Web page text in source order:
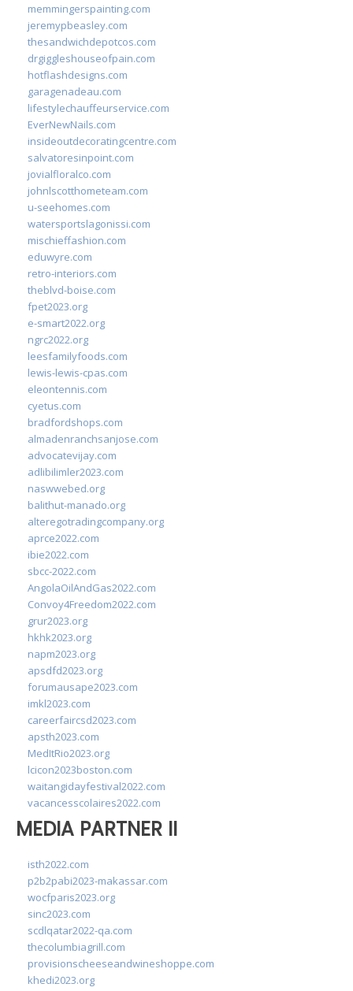
memmingerspainting.com
jeremypbeasley.com
thesandwichdepotcos.com
drgiggleshouseofpain.com
hotflashdesigns.com
garagenadeau.com
lifestylechauffeurservice.com
EverNewNails.com
insideoutdecoratingcentre.com
salvatoresinpoint.com
jovialfloralco.com
johnlscotthometeam.com
u-seehomes.com
watersportslagonissi.com
mischieffashion.com
eduwyre.com
retro-interiors.com
theblvd-boise.com
fpet2023.org
e-smart2022.org
ngrc2022.org
leesfamilyfoods.com
lewis-lewis-cpas.com
eleontennis.com
cyetus.com
bradfordshops.com
almadenranchsanjose.com
advocatevijay.com
adlibilimler2023.com
naswwebed.org
balithut-manado.org
alteregotradingcompany.org
aprce2022.com
ibie2022.com
sbcc-2022.com
AngolaOilAndGas2022.com
Convoy4Freedom2022.com
grur2023.org
hkhk2023.org
napm2023.org
apsdfd2023.org
forumausape2023.com
imkl2023.com
careerfaircsd2023.com
apsth2023.com
MedItRio2023.org
lcicon2023boston.com
waitangidayfestival2022.com
vacancesscolaires2022.com
MEDIA PARTNER II
isth2022.com
p2b2pabi2023-makassar.com
wocfparis2023.org
sinc2023.com
scdlqatar2022-qa.com
thecolumbiagrill.com
provisionscheeseandwineshoppe.com
khedi2023.org